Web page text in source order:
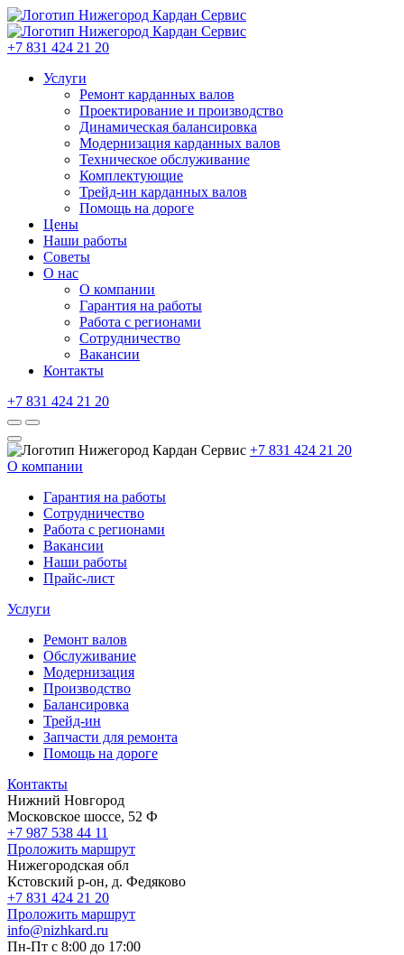
+7 831 424 21 20
Услуги
Ремонт карданных валов
Проектирование и производство
Динамическая балансировка
Модернизация карданных валов
Техническое обслуживание
Комплектующие
Трейд-ин карданных валов
Помощь на дороге
Цены
Наши работы
Советы
О нас
О компании
Гарантия на работы
Работа с регионами
Сотрудничество
Вакансии
Контакты
+7 831 424 21 20
+7 831 424 21 20
О компании
Гарантия на работы
Сотрудничество
Работа с регионами
Вакансии
Наши работы
Прайс-лист
Услуги
Ремонт валов
Обслуживание
Модернизация
Производство
Балансировка
Трейд-ин
Запчасти для ремонта
Помощь на дороге
Контакты
Нижний Новгород
Московское шоссе, 52 Ф
+7 987 538 44 11
Проложить маршрут
Нижегородская обл
Кстовский р-он, д. Федяково
+7 831 424 21 20
Проложить маршрут
info@nizhkard.ru
Пн-Пт с 8:00 до 17:00